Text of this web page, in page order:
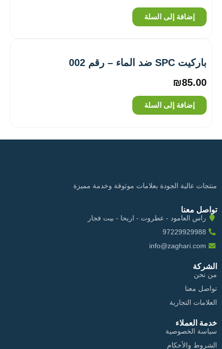
إضافة إلى السلة
باركيت SPC ضد الماء – رقم 002
₪85.00
إضافة إلى السلة
منتجات عالية الجودة بعلامات موثوقة وخدمة مميزة
تواصل معنا
راس العامود - عطروت - اريحا - بيت فجار
97229929988
info@zaghari.com
الشركة
من نحن
تواصل معنا
العلامات التجارية
خدمة العملاء
سياسة الخصوصية
الشروط والأحكام